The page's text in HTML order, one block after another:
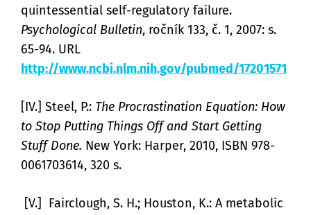
quintessential self-regulatory failure.
Psychological Bulletin, ročník 133, č. 1, 2007: s.
65-94. URL
http://www.ncbi.nlm.nih.gov/pubmed/17201571
[IV.] Steel, P.: The Procrastination Equation: How
to Stop Putting Things Off and Start Getting
Stuff Done. New York: Harper, 2010, ISBN 978-
0061703614, 320 s.
[V.] Fairclough, S. H.; Houston, K.: A metabolic